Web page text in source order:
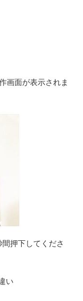
画面が表示されま
押下してくださ
い